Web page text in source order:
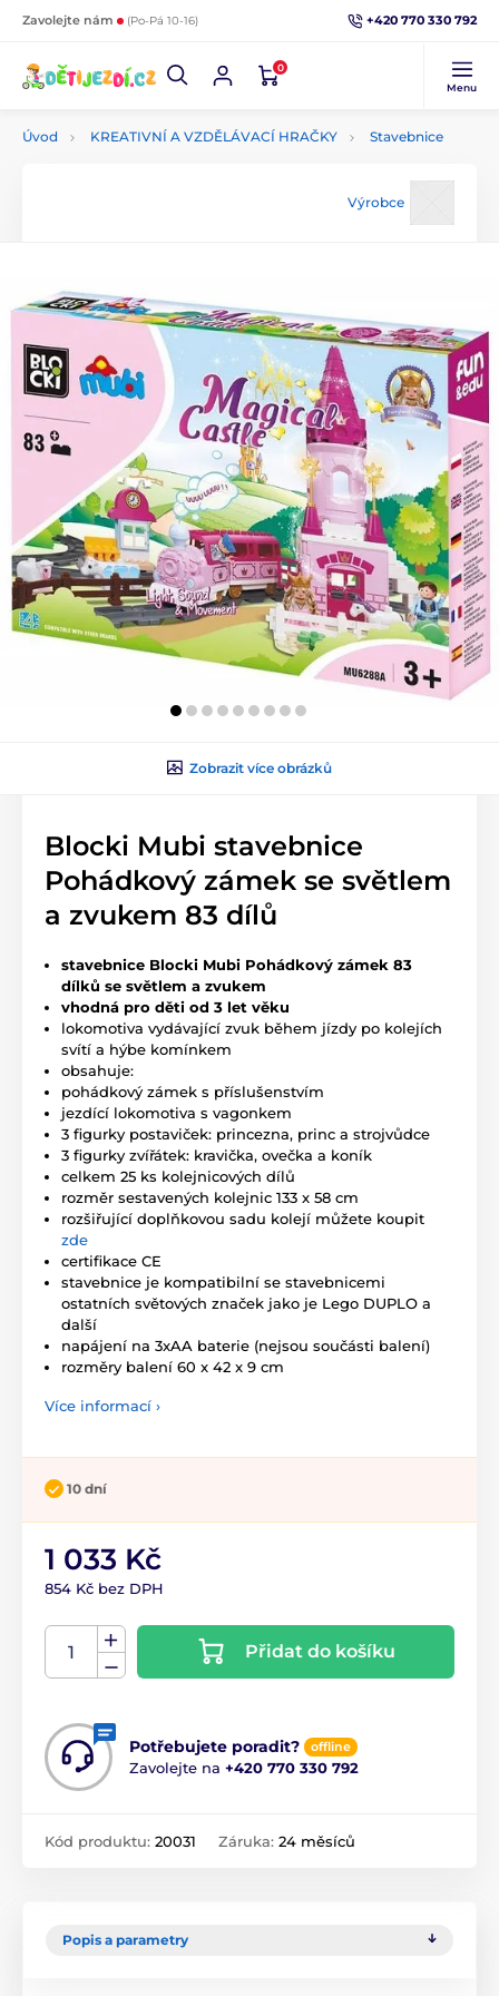
Zavolejte nám (Po-Pá 10-16) +420 770 330 792
0
Menu
Úvod KREATIVNÍ A VZDĚLÁVACÍ HRAČKY Stavebnice
Výrobce
Zobrazit více obrázků
Blocki Mubi stavebnice
Pohádkový zámek se světlem
a zvukem 83 dílů
stavebnice Blocki Mubi Pohádkový zámek 83
dílků se světlem a zvukem
vhodná pro děti od 3 let věku
lokomotiva vydávající zvuk během jízdy po kolejích
svítí a hýbe komínkem
obsahuje:
pohádkový zámek s příslušenstvím
jezdící lokomotiva s vagonkem
3 figurky postaviček: princezna, princ a strojvůdce
3 figurky zvířátek: kravička, ovečka a koník
celkem 25 ks kolejnicových dílů
rozměr sestavených kolejnic 133 x 58 cm
rozšiřující doplňkovou sadu kolejí můžete koupit
zde
certifikace CE
stavebnice je kompatibilní se stavebnicemi
ostatních světových značek jako je Lego DUPLO a
další
napájení na 3xAA baterie (nejsou součásti balení)
rozměry balení 60 x 42 x 9 cm
Více informací ›
10 dní
1 033 Kč
854 Kč bez DPH
Přidat do košíku
Potřebujete poradit? offline
Zavolejte na +420 770 330 792
Kód produktu: 20031 Záruka: 24 měsíců
Popis a parametry